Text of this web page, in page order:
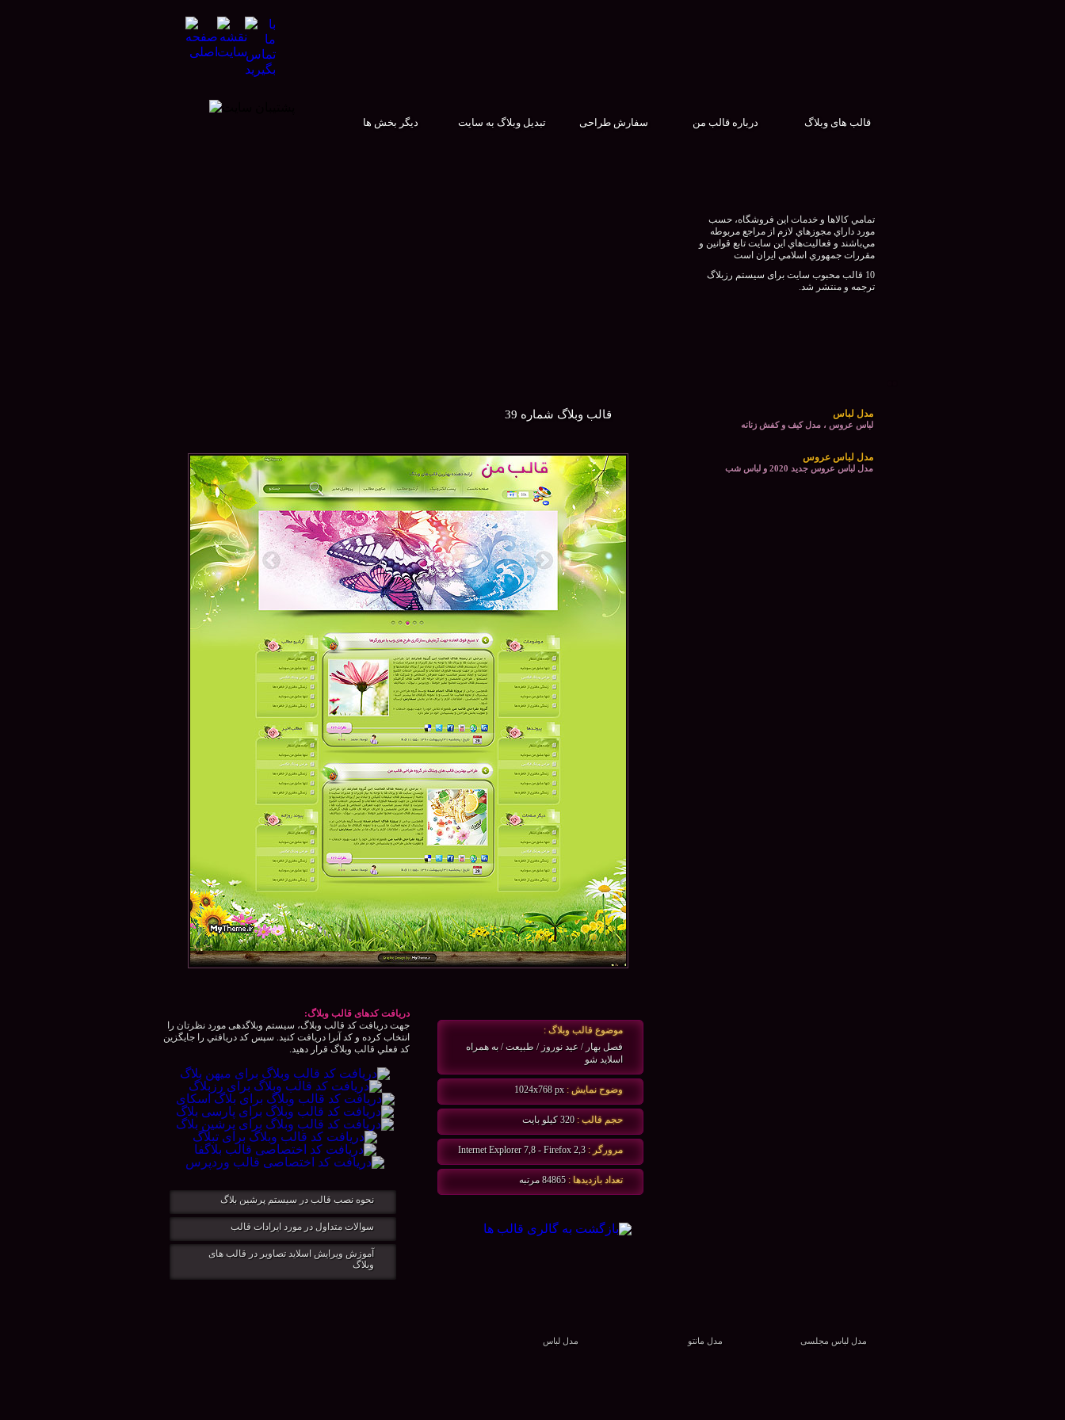
دیگر بخش ها تبدیل وبلاگ به سایت سفارش طراحی درباره قالب من قالب های وبلاگ
قالب وبلاگ شماره 39
دریافت کدهای قالب وبلاگ:
جهت دريافت كد قالب وبلاگ، سيستم وبلاگدهی مورد نظرتان را
انتخاب كرده و كد آنرا دريافت كنيد. سپس كد دريافتي را جايگزين
كد فعلي قالب وبلاگ قرار دهيد.
نحوه نصب قالب در سيستم پرشين بلاگ
سوالات متداول در مورد ایرادات قالب
آموزش ویرایش اسلاید تصاویر در قالب های
وبلاگ
موضوع قالب وبلاگ :
فصل بهار / عید نوروز / طبیعت / به همراه
اسلاید شو
وضوح نمايش :
حجم قالب : 320 كيلو بايت
مرورگر : Internet Explorer 7,8 - Firefox 2,3
تعداد بازديدها : 84865 مرتبه
تمامي كالاها و خدمات اين فروشگاه، حسب
مورد داراي مجوزهاي لازم از مراجع مربوطه
مي‌باشند و فعاليت‌هاي اين سايت تابع قوانين و
مقررات جمهوري اسلامي ايران است
10 قالب محبوب سایت برای سیستم رزبلاگ
ترجمه و منتشر شد.
مدل لباس
لباس عروس ، مدل کیف و کفش زنانه
مدل لباس عروس
مدل لباس عروس جدید 2020 و لباس شب
مدل لباس مجلسی مدل مانتو مدل لباس